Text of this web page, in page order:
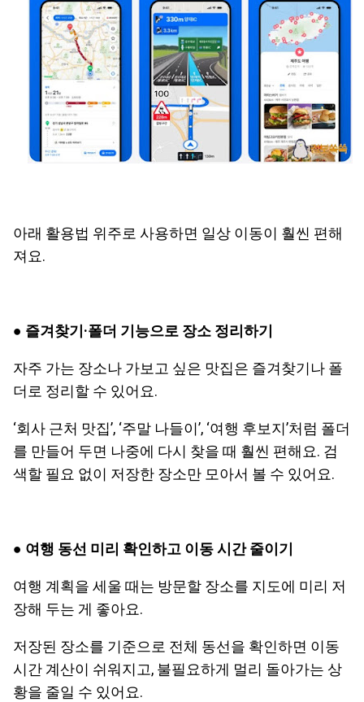
아래 활용법 위주로 사용하면 일상 이동이 훨씬 편해
져요.
● 즐겨찾기·폴더 기능으로 장소 정리하기
자주 가는 장소나 가보고 싶은 맛집은 즐겨찾기나 폴
더로 정리할 수 있어요.
‘회사 근처 맛집’, ‘주말 나들이’, ‘여행 후보지’처럼 폴더
를 만들어 두면 나중에 다시 찾을 때 훨씬 편해요. 검
색할 필요 없이 저장한 장소만 모아서 볼 수 있어요.
● 여행 동선 미리 확인하고 이동 시간 줄이기
여행 계획을 세울 때는 방문할 장소를 지도에 미리 저
장해 두는 게 좋아요.
저장된 장소를 기준으로 전체 동선을 확인하면 이동
시간 계산이 쉬워지고, 불필요하게 멀리 돌아가는 상
황을 줄일 수 있어요.